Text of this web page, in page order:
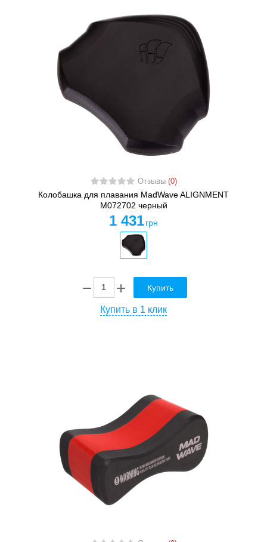
Отзывы (0)
Колобашка для плавания MadWave ALIGNMENT
M072702 черный
1 431 грн
Купить
Купить в 1 клик